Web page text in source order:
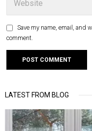
Save my name, email, and
comment.
LATEST FROM BLOG